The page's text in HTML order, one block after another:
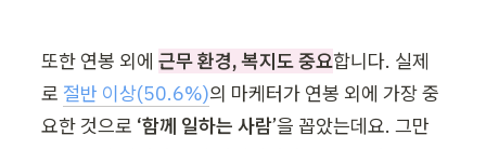
또한 연봉 외에 근무 환경, 복지도 중요합니다. 실제
로 절반 이상(50.6%)의 마케터가 연봉 외에 가장 중
요한 것으로 ‘함께 일하는 사람’을 꼽았는데요. 그만